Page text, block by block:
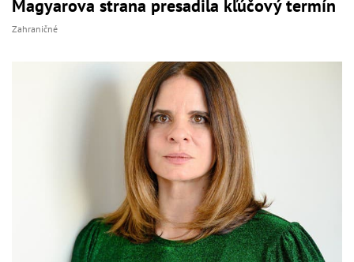
Magyarova strana presadila kľúčový termín
Zahraničné